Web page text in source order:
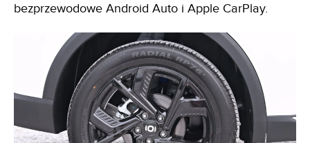
bezprzewodowe Android Auto i Apple CarPlay.